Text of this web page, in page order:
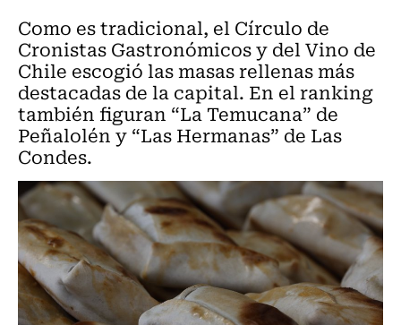
Como es tradicional, el Círculo de
Cronistas Gastronómicos y del Vino de
Chile escogió las masas rellenas más
destacadas de la capital. En el ranking
también figuran “La Temucana” de
Peñalolén y “Las Hermanas” de Las
Condes.